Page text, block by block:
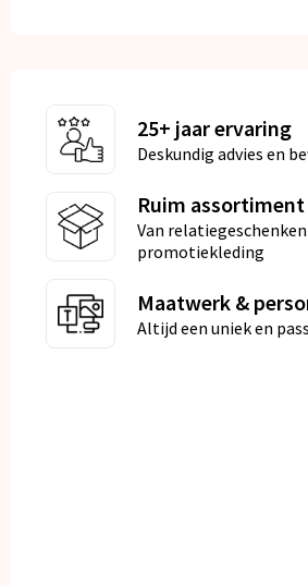
25+ jaar ervaring
Deskundig advies en
Ruim assortiment
Van
promotiekleding
Maatwerk &
Altijd een uniek en